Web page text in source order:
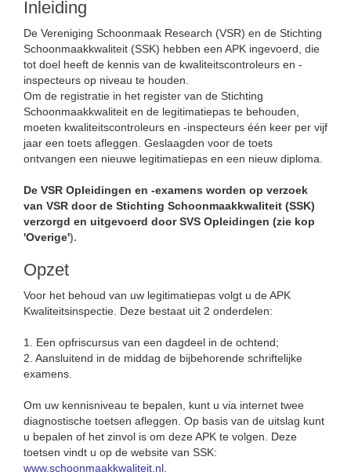
Inleiding
De Vereniging Schoonmaak Research (VSR) en de Stichting
Schoonmaakkwaliteit (SSK) hebben een APK ingevoerd, die
tot doel heeft de kennis van de kwaliteitscontroleurs en -
inspecteurs op niveau te houden.
Om de registratie in het register van de Stichting
Schoonmaakkwaliteit en de legitimatiepas te behouden,
moeten kwaliteitscontroleurs en -inspecteurs één keer per vijf
jaar een toets afleggen. Geslaagden voor de toets
ontvangen een nieuwe legitimatiepas en een nieuw diploma.
De VSR Opleidingen en -examens worden op verzoek
van VSR door de Stichting Schoonmaakkwaliteit (SSK)
verzorgd en uitgevoerd door SVS Opleidingen (zie kop
'Overige').
Opzet
Voor het behoud van uw legitimatiepas volgt u de APK
Kwaliteitsinspectie. Deze bestaat uit 2 onderdelen:
1. Een opfriscursus van een dagdeel in de ochtend;
2. Aansluitend in de middag de bijbehorende schriftelijke
examens.
Om uw kennisniveau te bepalen, kunt u via internet twee
diagnostische toetsen afleggen. Op basis van de uitslag kunt
u bepalen of het zinvol is om deze APK te volgen. Deze
toetsen vindt u op de website van SSK:
www.schoonmaakkwaliteit.nl